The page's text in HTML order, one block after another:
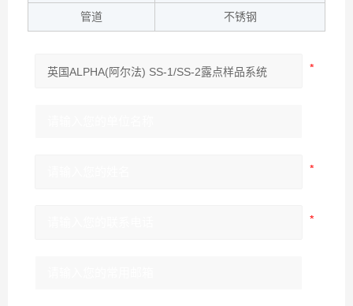
管道 不锈钢